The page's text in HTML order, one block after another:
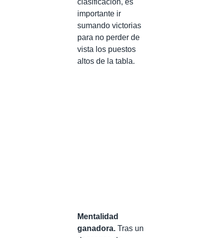
importante ir
sumando victorias
para no perder de
vista los puestos
altos de la tabla.
Mentalidad
ganadora. Tras un